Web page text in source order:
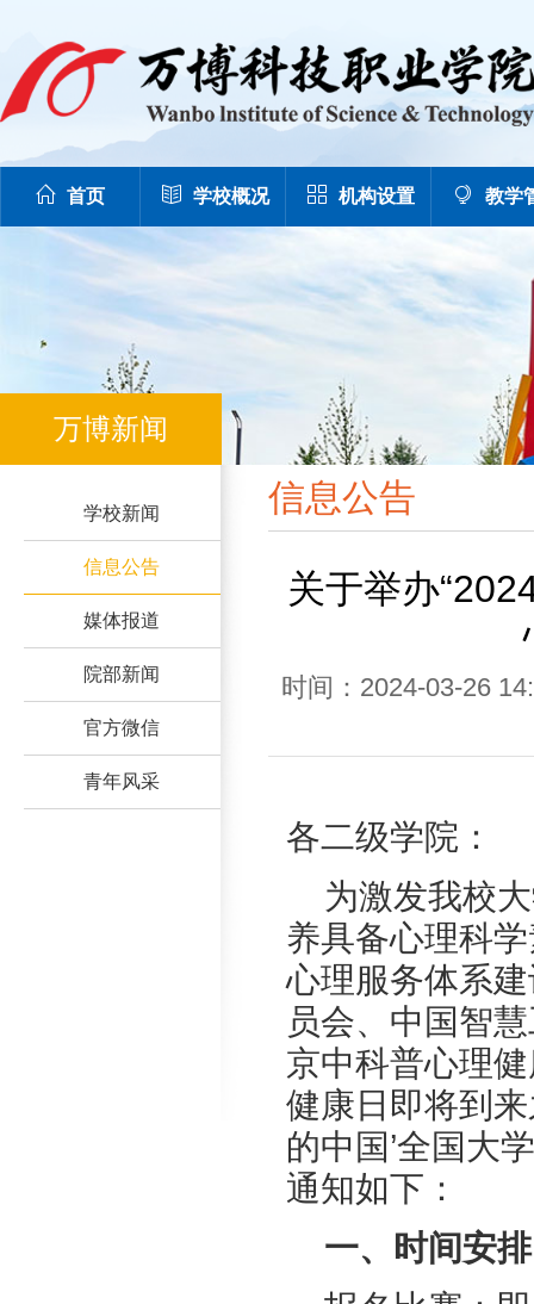
首页 学校概况 机构设置 教学
万博新闻
学校新闻
信息公告
媒体报道
院部新闻
官方微信
青年风采
信息公告
关于举办
时间：2024-03-26
各二级学院：
为激发我校
养具备心理科
心理服务体系
员会、中国智
京中科普心理
健康日即将到
的中国’全国大
通知如下：
一、时间安排